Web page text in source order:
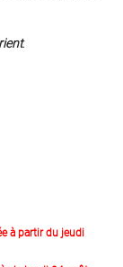
.
à partir du jeudi